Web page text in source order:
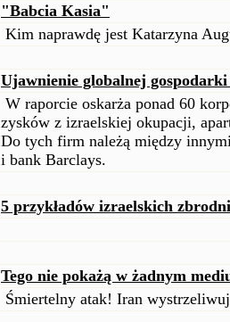
"Babcia Kasia"
Kim naprawdę jest Katarzyna
Ujawnienie globalnej
W raporcie oskarża ponad 60
zysków z izraelskiej okupacji,
Do tych firm należą między
i bank Barclays.
5 przykładów izraelskich
Tego nie pokażą w żadnym
Śmiertelny atak! Iran